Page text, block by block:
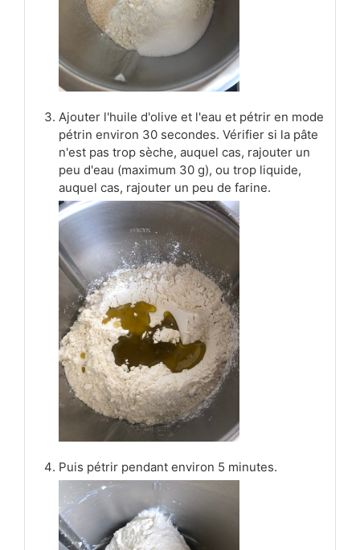
Ajouter l'huile d'olive et l'eau et pétrir en mode
pétrin environ 30 secondes. Vérifier si la pâte
n'est pas trop sèche, auquel cas, rajouter un
peu d'eau (maximum 30 g), ou trop liquide,
auquel cas, rajouter un peu de farine.
Puis pétrir pendant environ 5 minutes.